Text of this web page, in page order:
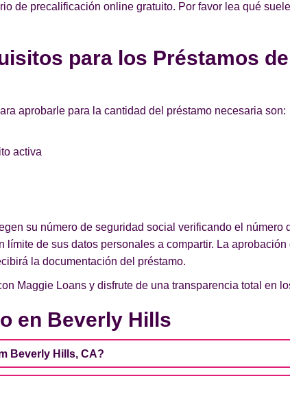
de precalificación online gratuito. Por favor lea qué
para los Préstamos
aprobarle para la cantidad del préstamo necesaria son:
activa
su número de seguridad social verificando el número
de sus datos personales a compartir. La
la documentación del préstamo.
Maggie Loans y disfrute de una transparencia total en
en Beverly Hills
Beverly Hills, CA?